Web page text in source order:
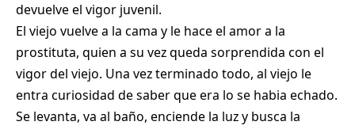
devuelve el vigor juvenil.
El viejo vuelve a la cama y le hace el amor a la
prostituta, quien a su vez queda sorprendida con el
vigor del viejo. Una vez terminado todo, al viejo le
entra curiosidad de saber que era lo se habia echado.
Se levanta, va al baño, enciende la luz y busca la